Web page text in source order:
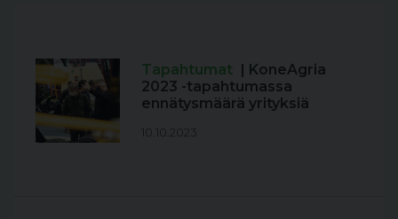
Tapahtumat
| KoneAgria
2023 -tapahtumassa
ennätysmäärä yrityksiä
10.10.2023